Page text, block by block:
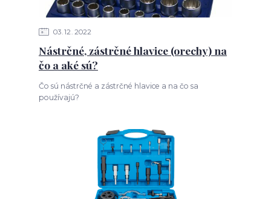
03 12 2022
Nástrčné, zástrčné hlavice (orechy) na
čo a aké sú?
Čo sú nástrčné a zástrčné hlavice a na čo sa
používajú?